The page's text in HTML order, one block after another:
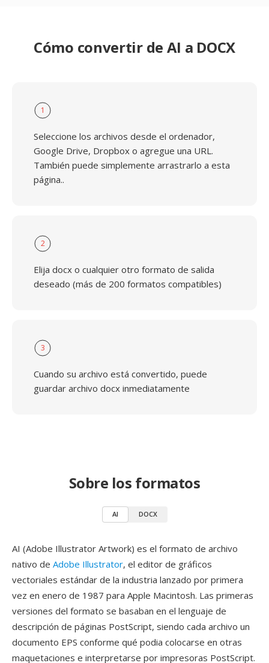
Cómo convertir de AI a DOCX
1
Seleccione los archivos desde el ordenador,
Google Drive, Dropbox o agregue una URL.
También puede simplemente arrastrarlo a esta
página..
2
Elija docx o cualquier otro formato de salida
deseado (más de 200 formatos compatibles)
3
Cuando su archivo está convertido, puede
guardar archivo docx inmediatamente
Sobre los formatos
AI DOCX
AI (Adobe Illustrator Artwork) es el formato de archivo
nativo de Adobe Illustrator, el editor de gráficos
vectoriales estándar de la industria lanzado por primera
vez en enero de 1987 para Apple Macintosh. Las primeras
versiones del formato se basaban en el lenguaje de
descripción de páginas PostScript, siendo cada archivo un
documento EPS conforme qué podia colocarse en otras
maquetaciones e interpretarse por impresoras PostScript.